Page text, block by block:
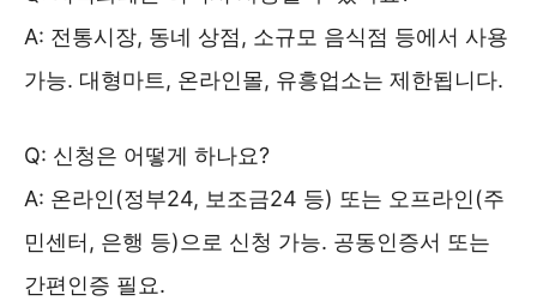
A: 전통시장, 동네 상점, 소규모 음식점 등에서 사용
가능. 대형마트, 온라인몰, 유흥업소는 제한됩니다.
Q: 신청은 어떻게 하나요?
A: 온라인(정부24, 보조금24 등) 또는 오프라인(주
민센터, 은행 등)으로 신청 가능. 공동인증서 또는
간편인증 필요.